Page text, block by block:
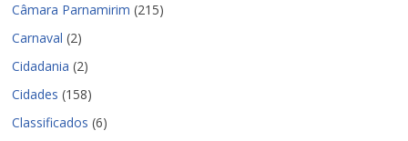
Câmara Parnamirim (215)
Carnaval (2)
Cidadania (2)
Cidades (158)
Classificados (6)